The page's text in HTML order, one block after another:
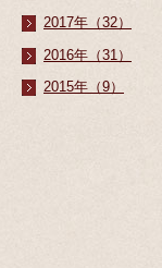
2017年（32）
2016年（31）
2015年（9）